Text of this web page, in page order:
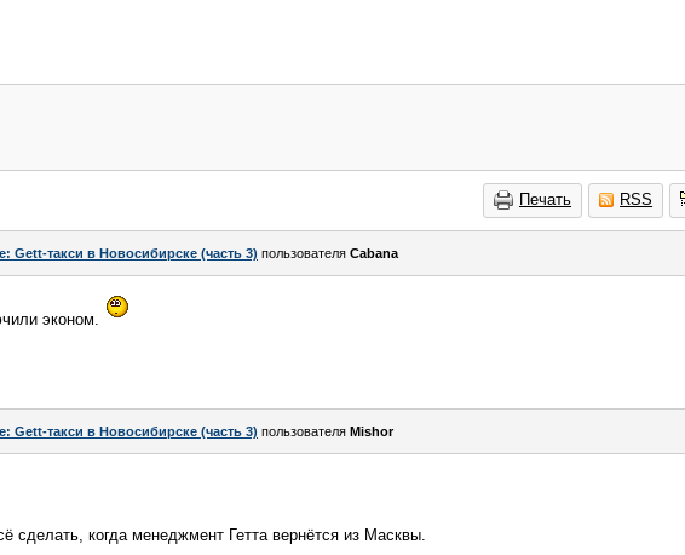
Печать RSS
Gett-такси в Новосибирске (часть 3) пользователя Cabana
эконом.
Gett-такси в Новосибирске (часть 3) пользователя Mishor
сделать, когда менеджмент Гетта вернётся из Масквы.